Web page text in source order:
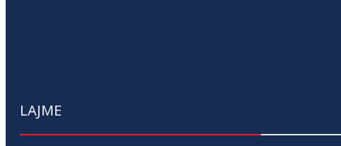
LAJME